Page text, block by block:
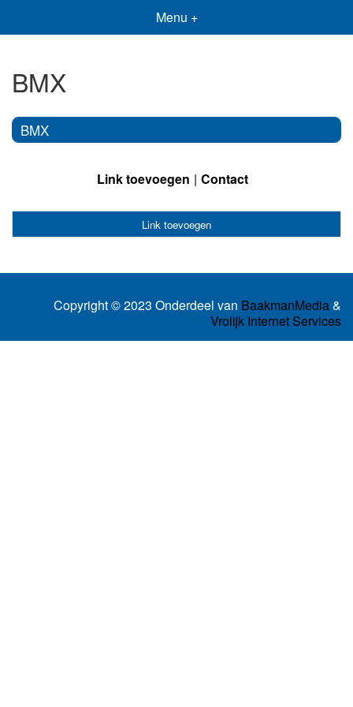
Menu +
BMX
BMX
Link toevoegen Contact
Link toevoegen
Copyright © 2023 Onderdeel van BaakmanMedia&
Vrolijk Internet Services